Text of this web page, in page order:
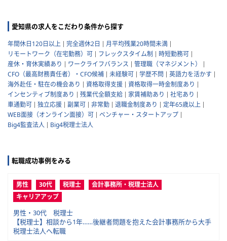
愛知県の求人をこだわり条件から探す
年間休日120日以上 完全週休2日
月平均残業20時間未満
リモートワーク（在宅勤務）可
フレックスタイム制
時短勤務可
産休・育休実績あり
ワークライフバランス
管理職（マネジメント）
CFO（最高財務責任者）・CFO候補
未経験可 学歴不問
英語力を活かす
海外赴任・駐在の機会あり
資格取得支援
資格取得一時金制度あり
インセンティブ制度あり
残業代全額支給 家賃補助あり
社宅あり
車通勤可
独立応援 副業可 非常勤 退職金制度あり
定年65歳以上
WEB面接（オンライン面接）可
ベンチャー・スタートアップ
Big4監査法人
Big4税理士法人
転職成功事例をみる
男性 30代 税理士
会計事務所・税理士法人
キャリアアップ
男性・30代 税理士
【税理士】相談から1年……後継者問題を抱えた会計事務所から大手
税理士法人へ転職